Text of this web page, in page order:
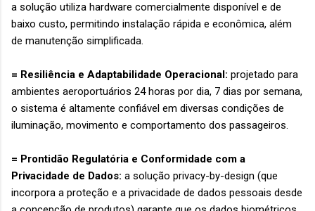
a solução utiliza hardware comercialmente disponível e de
baixo custo, permitindo instalação rápida e econômica, além
de manutenção simplificada.
= Resiliência e Adaptabilidade Operacional: projetado para
ambientes aeroportuários 24 horas por dia, 7 dias por semana,
o sistema é altamente confiável em diversas condições de
iluminação, movimento e comportamento dos passageiros.
= Prontidão Regulatória e Conformidade com a
Privacidade de Dados: a solução privacy-by-design (que
incorpora a proteção e a privacidade de dados pessoais desde